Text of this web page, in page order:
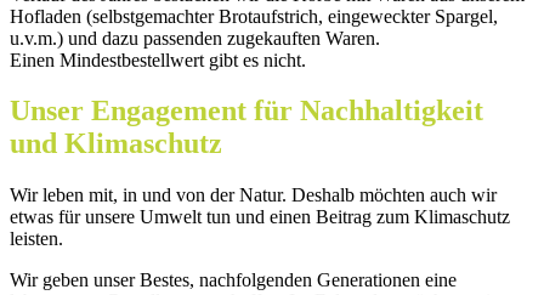
Hofladen (selbstgemachter Brotaufstrich, eingeweckter Spargel,
u.v.m.) und dazu passenden zugekauften Waren.
Einen Mindestbestellwert gibt es nicht.
Unser Engagement für Nachhaltigkeit
und Klimaschutz
Wir leben mit, in und von der Natur. Deshalb möchten auch wir
etwas für unsere Umwelt tun und einen Beitrag zum Klimaschutz
leisten.
Wir geben unser Bestes, nachfolgenden Generationen eine